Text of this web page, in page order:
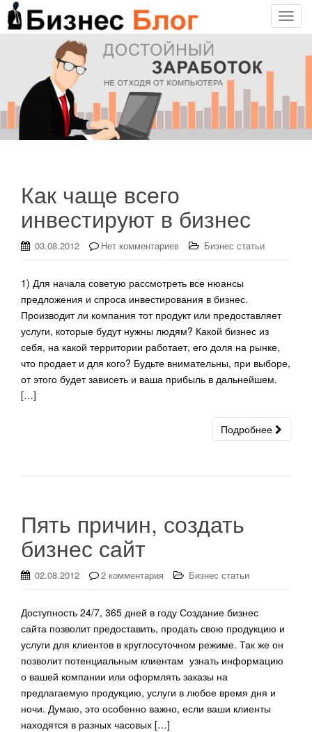
T
o
e
a
Как чаще всего
инвестируют в бизнес
03.08.2012 Нет комментариев Бизнес статьи
1) Для начала советую рассмотреть все нюансы
предложения и спроса инвестирования в бизнес.
Производит ли компания тот продукт или предоставляет
услуги, которые будут нужны людям? Какой бизнес из
себя, на какой территории работает, его доля на рынке,
что продает и для кого? Будьте внимательны, при выборе,
от этого будет зависеть и ваша прибыль в дальнейшем.
[…]
Подробнее
Пять причин, создать
бизнес сайт
02.08.2012 2 комментария Бизнес статьи
Доступность 24/7, 365 дней в году Создание бизнес
сайта позволит предоставить, продать свою продукцию и
услуги для клиентов в круглосуточном режиме. Так же он
позволит потенциальным клиентам узнать информацию
о вашей компании или оформлять заказы на
предлагаемую продукцию, услуги в любое время дня и
ночи. Думаю, это особенно важно, если ваши клиенты
находятся в разных часовых […]